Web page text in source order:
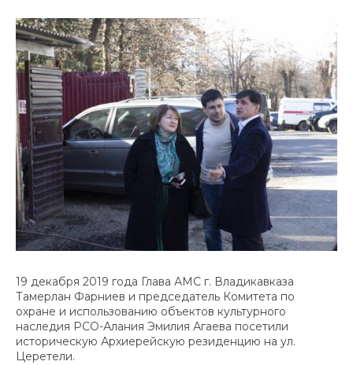
19 декабря 2019 года Глава АМС г. Владикавказа
Тамерлан Фарниев и председатель Комитета по
охране и использованию объектов культурного
наследия РСО-Алания Эмилия Агаева посетили
историческую Архиерейскую резиденцию на ул.
Церетели.